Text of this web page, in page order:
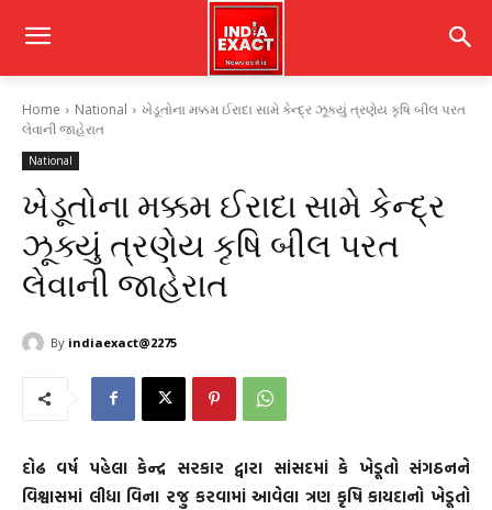
Home National
ખેડૂતોના મક્કમ ઈરાદા સામે કેન્દ્ર ઝૂક્યું ત્રણેય કૃષિ બીલ પરત
લેવાની જાહેરાત
National
ખેડૂતોના મક્કમ ઈરાદા સામે કેન્દ્ર
ઝૂક્યું ત્રણેય કૃષિ બીલ પરત
લેવાની જાહેરાત
By indiaexact@2275
દોઢ વર્ષ પહેલા કેન્દ્ર સરકાર દ્વારા સાંસદમાં કે ખેડૂતો સંગઠનને
વિશ્વાસમાં લીધા વિના રજુ કરવામાં આવેલા ત્રણ કૃષિ કાયદાનો ખેડૂતો